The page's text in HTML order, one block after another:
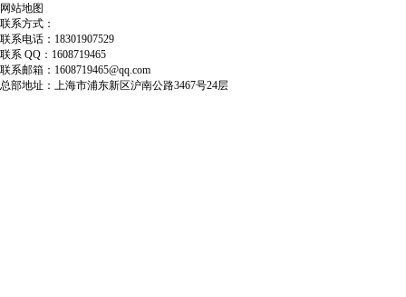
网站地图
联系方式：
联系电话：18301907529
联系 QQ：1608719465
联系邮箱：1608719465@qq.com
总部地址：上海市浦东新区沪南公路3467号24层